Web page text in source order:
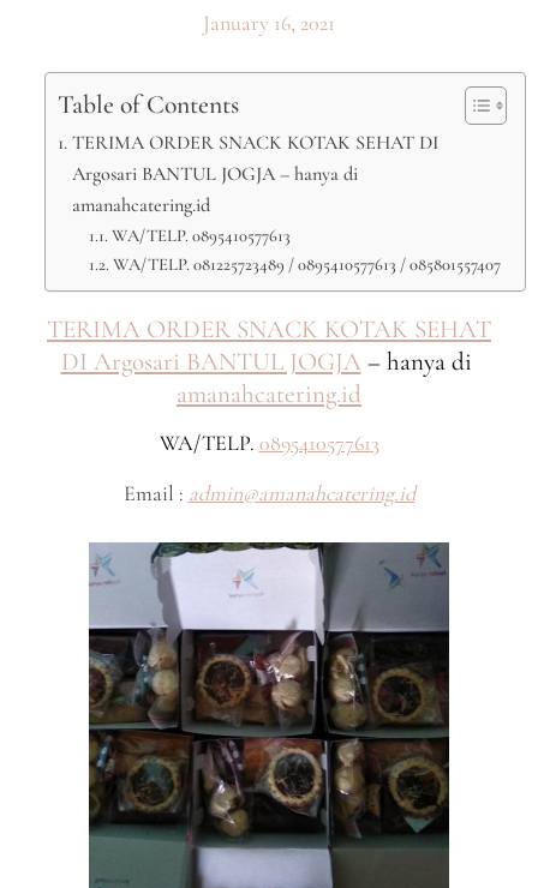
January 16, 2021
Table of Contents
TERIMA ORDER SNACK KOTAK SEHAT DI
Argosari BANTUL JOGJA – hanya di
amanahcatering.id
WA/TELP. 0895410577613
WA/TELP. 081225723489 / 0895410577613 / 085801557407
TERIMA ORDER SNACK KOTAK SEHAT
DI Argosari BANTUL JOGJA – hanya di
amanahcatering.id
WA/TELP. 0895410577613
Email : admin@amanahcatering.id